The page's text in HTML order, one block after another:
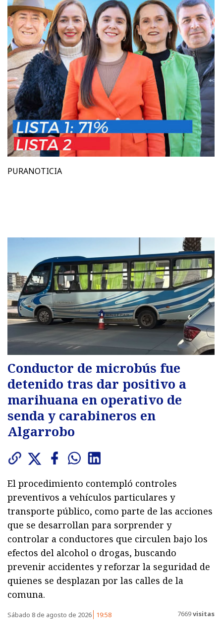
PURANOTICIA
Conductor de microbús fue
detenido tras dar positivo a
marihuana en operativo de
senda y carabineros en
Algarrobo
El procedimiento contempló controles
preventivos a vehículos particulares y
transporte público, como parte de las acciones
que se desarrollan para sorprender y
controlar a conductores que circulen bajo los
efectos del alcohol o drogas, buscando
prevenir accidentes y reforzar la seguridad de
quienes se desplazan por las calles de la
comuna.
Sábado 8 de agosto de 2026 19:58 7669visitas